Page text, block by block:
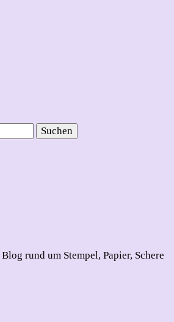
rund um Stempel, Papier, Schere